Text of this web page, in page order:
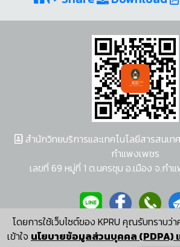
โดยการใช้เว็บไซต์ของ KPRU คุณรับทราบว่
เข้าใจ นโยบายข้อมูลส่วนบุคคล (PDPA)
สำนักวิทยบริการและเทคโนโลยีสารสนเ
กำแพงเพชร
เลขที่ 69 หมู่ที่ 1 ต.นครชุม อ.เมือง จ.ก
ผู้พัฒนาระบบ อนุชา พวง